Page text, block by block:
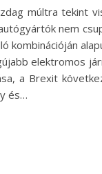
múltra tekint
nem
kombinációján
elektromos
a Brexit
és…